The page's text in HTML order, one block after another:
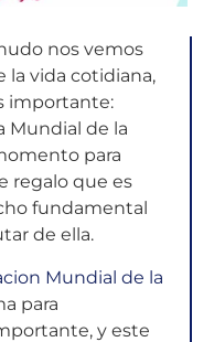
nos vemos
la vida cotidiana,
importante:
Mundial de la
para
regalo que es
fundamental
de ella.
Mundial de la
para
y este